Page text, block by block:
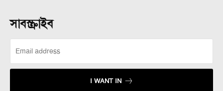
সাবস্ক্রাইব
I WANT IN